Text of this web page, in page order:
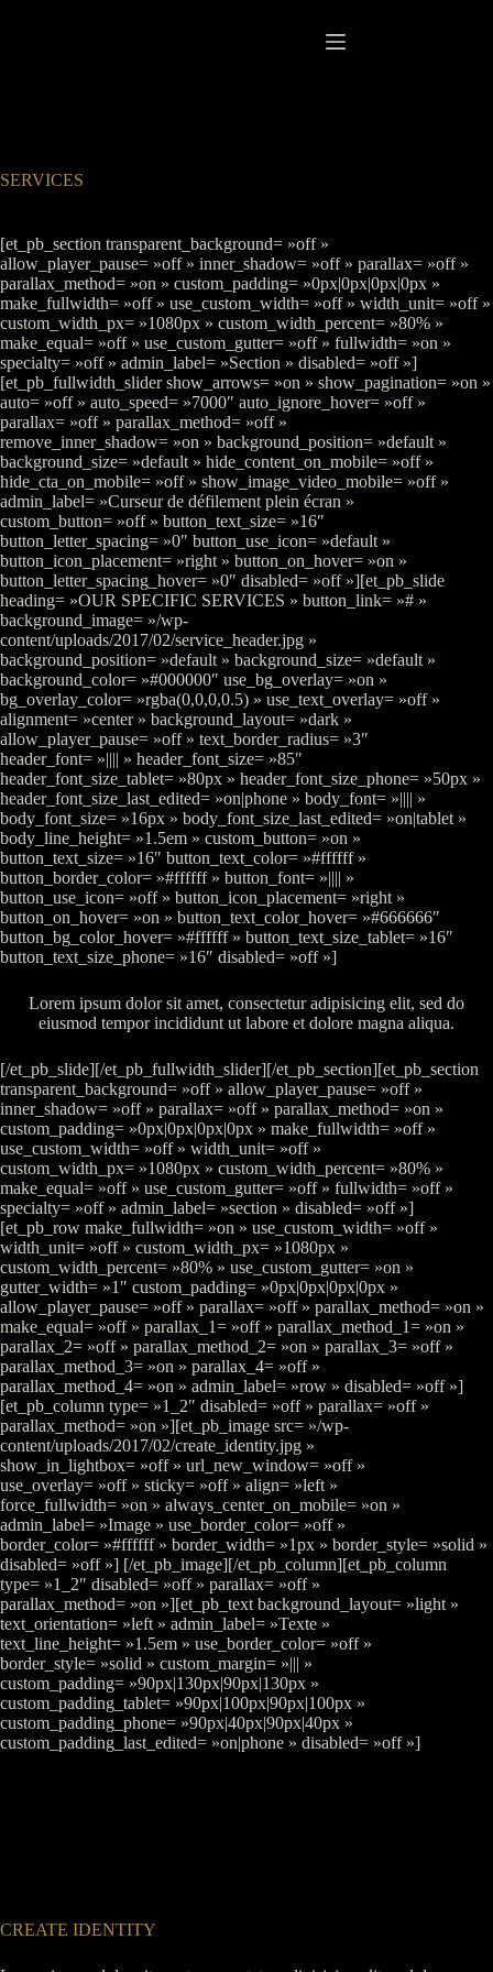
SERVICES
[et_pb_section transparent_background= »off »
allow_player_pause= »off » inner_shadow= »off » parallax= »off »
parallax_method= »on » custom_padding= »0px|0px|0px|0px »
make_fullwidth= »off » use_custom_width= »off » width_unit= »off »
custom_width_px= »1080px » custom_width_percent= »80% »
make_equal= »off » use_custom_gutter= »off » fullwidth= »on »
specialty= »off » admin_label= »Section » disabled= »off »]
[et_pb_fullwidth_slider show_arrows= »on » show_pagination= »on »
auto= »off » auto_speed= »7000″ auto_ignore_hover= »off »
parallax= »off » parallax_method= »off »
remove_inner_shadow= »on » background_position= »default »
background_size= »default » hide_content_on_mobile= »off »
hide_cta_on_mobile= »off » show_image_video_mobile= »off »
admin_label= »Curseur de défilement plein écran »
custom_button= »off » button_text_size= »16″
button_letter_spacing= »0″ button_use_icon= »default »
button_icon_placement= »right » button_on_hover= »on »
button_letter_spacing_hover= »0″ disabled= »off »][et_pb_slide
heading= »OUR SPECIFIC SERVICES » button_link= »# »
background_image= »/wp-
content/uploads/2017/02/service_header.jpg »
background_position= »default » background_size= »default »
background_color= »#000000″ use_bg_overlay= »on »
bg_overlay_color= »rgba(0,0,0,0.5) » use_text_overlay= »off »
alignment= »center » background_layout= »dark »
allow_player_pause= »off » text_border_radius= »3″
header_font= »|||| » header_font_size= »85″
header_font_size_tablet= »80px » header_font_size_phone= »50px »
header_font_size_last_edited= »on|phone » body_font= »|||| »
body_font_size= »16px » body_font_size_last_edited= »on|tablet »
body_line_height= »1.5em » custom_button= »on »
button_text_size= »16″ button_text_color= »#ffffff »
button_border_color= »#ffffff » button_font= »|||| »
button_use_icon= »off » button_icon_placement= »right »
button_on_hover= »on » button_text_color_hover= »#666666″
button_bg_color_hover= »#ffffff » button_text_size_tablet= »16″
button_text_size_phone= »16″ disabled= »off »]
Lorem ipsum dolor sit amet, consectetur adipisicing elit, sed do
eiusmod tempor incididunt ut labore et dolore magna aliqua.
[/et_pb_slide][/et_pb_fullwidth_slider][/et_pb_section][et_pb_section
transparent_background= »off » allow_player_pause= »off »
inner_shadow= »off » parallax= »off » parallax_method= »on »
custom_padding= »0px|0px|0px|0px » make_fullwidth= »off »
use_custom_width= »off » width_unit= »off »
custom_width_px= »1080px » custom_width_percent= »80% »
make_equal= »off » use_custom_gutter= »off » fullwidth= »off »
specialty= »off » admin_label= »section » disabled= »off »]
[et_pb_row make_fullwidth= »on » use_custom_width= »off »
width_unit= »off » custom_width_px= »1080px »
custom_width_percent= »80% » use_custom_gutter= »on »
gutter_width= »1″ custom_padding= »0px|0px|0px|0px »
allow_player_pause= »off » parallax= »off » parallax_method= »on »
make_equal= »off » parallax_1= »off » parallax_method_1= »on »
parallax_2= »off » parallax_method_2= »on » parallax_3= »off »
parallax_method_3= »on » parallax_4= »off »
parallax_method_4= »on » admin_label= »row » disabled= »off »]
[et_pb_column type= »1_2″ disabled= »off » parallax= »off »
parallax_method= »on »][et_pb_image src= »/wp-
content/uploads/2017/02/create_identity.jpg »
show_in_lightbox= »off » url_new_window= »off »
use_overlay= »off » sticky= »off » align= »left »
force_fullwidth= »on » always_center_on_mobile= »on »
admin_label= »Image » use_border_color= »off »
border_color= »#ffffff » border_width= »1px » border_style= »solid »
disabled= »off »] [/et_pb_image][/et_pb_column][et_pb_column
type= »1_2″ disabled= »off » parallax= »off »
parallax_method= »on »][et_pb_text background_layout= »light »
text_orientation= »left » admin_label= »Texte »
text_line_height= »1.5em » use_border_color= »off »
border_style= »solid » custom_margin= »||| »
custom_padding= »90px|130px|90px|130px »
custom_padding_tablet= »90px|100px|90px|100px »
custom_padding_phone= »90px|40px|90px|40px »
custom_padding_last_edited= »on|phone » disabled= »off »]
CREATE IDENTITY